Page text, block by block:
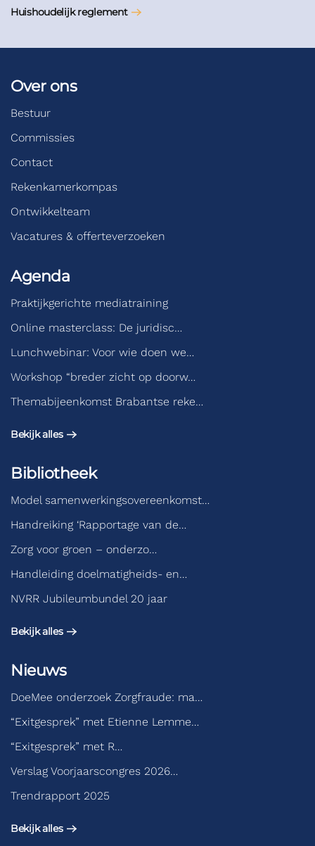
Huishoudelijk reglement
Over ons
Bestuur
Commissies
Contact
Rekenkamerkompas
Ontwikkelteam
Vacatures & offerteverzoeken
Agenda
Praktijkgerichte mediatraining
Online masterclass: De juridisc…
Lunchwebinar: Voor wie doen we…
Workshop “breder zicht op doorw…
Themabijeenkomst Brabantse reke…
Bekijk alles
Bibliotheek
Model samenwerkingsovereenkomst…
Handreiking ‘Rapportage van de…
Zorg voor groen – onderzo…
Handleiding doelmatigheids- en…
NVRR Jubileumbundel 20 jaar
Bekijk alles
Nieuws
DoeMee onderzoek Zorgfraude: ma…
“Exitgesprek” met Etienne Lemme…
“Exitgesprek” met R…
Verslag Voorjaarscongres 2026…
Trendrapport 2025
Bekijk alles